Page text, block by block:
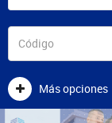
Más opciones